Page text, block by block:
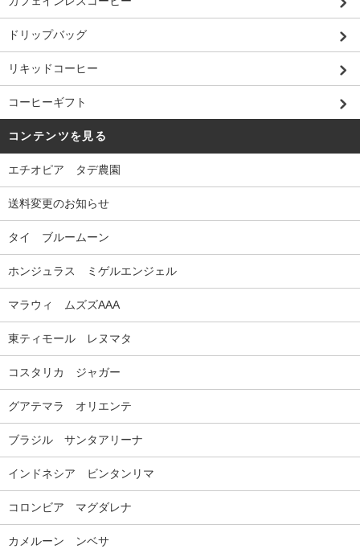
ドリップバッグ
リキッドコーヒー
コーヒーギフト
コンテンツを見る
エチオピア タデ農園
送料変更のお知らせ
タイ ブルームーン
ホンジュラス ミゲルエンジェル
マラウィ ムズズAAA
東ティモール レヌマタ
コスタリカ ジャガー
グアテマラ オリエンテ
ブラジル サンタアリーナ
インドネシア ビンタンリマ
コロンビア マグダレナ
カメルーン ンベサ